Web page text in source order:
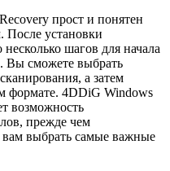
прост и понятен
После установки
шагов для начала
Вы сможете выбрать
а затем
формате. 4DDiG Windows
возможность
прежде чем
вам выбрать самые важные